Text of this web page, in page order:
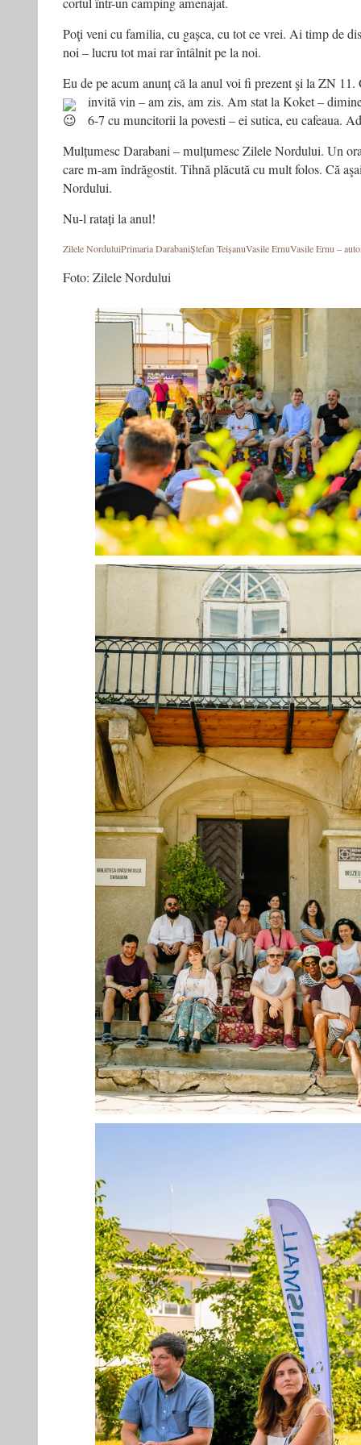
Poţi veni cu familia, cu gașca, cu tot ce vrei. Ai timp de
noi – lucru tot mai rar întâlnit pe la noi.
Eu de pe acum anunț că la anul voi fi prezent şi la ZN 11.
invită vin – am zis, am zis. Am stat la Koket–
6-7 cu muncitorii la povesti – ei sutica, eu cafeaua.
Mulțumesc Darabani – mulțumesc Zilele Nordului. Un
care m-am îndrăgostit. Tihnă plăcută cu mult folos. Că
Nordului.
Nu-l ratați la anul!
Zilele NorduluiPrimaria DarabaniȘtefan TeișanuVasile ErnuVasile Ernu –
Foto: Zilele Nordului